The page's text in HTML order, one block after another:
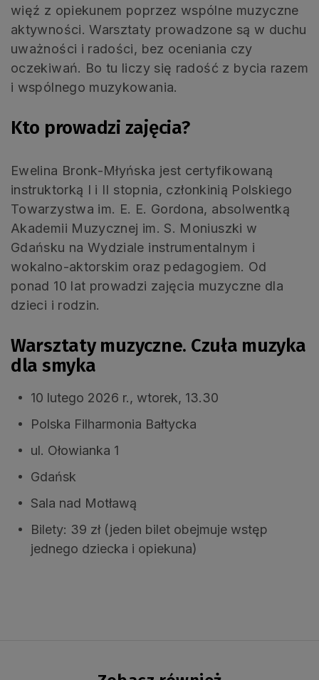
więź z opiekunem poprzez wspólne muzyczne
aktywności. Warsztaty prowadzone są w duchu
uważności i radości, bez oceniania czy
oczekiwań. Bo tu liczy się radość z bycia razem
i wspólnego muzykowania.
Kto prowadzi zajęcia?
Ewelina Bronk-Młyńska jest certyfikowaną
instruktorką I i II stopnia, członkinią Polskiego
Towarzystwa im. E. E. Gordona, absolwentką
Akademii Muzycznej im. S. Moniuszki w
Gdańsku na Wydziale instrumentalnym i
wokalno-aktorskim oraz pedagogiem. Od
ponad 10 lat prowadzi zajęcia muzyczne dla
dzieci i rodzin.
Warsztaty muzyczne. Czuła muzyka
dla smyka
10 lutego 2026 r., wtorek, 13.30
Polska Filharmonia Bałtycka
ul. Ołowianka 1
Gdańsk
Sala nad Motławą
Bilety: 39 zł (jeden bilet obejmuje wstęp
jednego dziecka i opiekuna)